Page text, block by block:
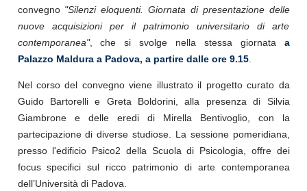
convegno "Silenzi eloquenti. Giornata di presentazione delle
nuove acquisizioni per il patrimonio universitario di arte
contemporanea", che si svolge nella stessa giornata a
Palazzo Maldura a Padova, a partire dalle ore 9.15.
Nel corso del convegno viene illustrato il progetto curato da
Guido Bartorelli e Greta Boldorini, alla presenza di Silvia
Giambrone e delle eredi di Mirella Bentivoglio, con la
partecipazione di diverse studiose. La sessione pomeridiana,
presso l'edificio Psico2 della Scuola di Psicologia, offre dei
focus specifici sul ricco patrimonio di arte contemporanea
dell’Università di Padova.